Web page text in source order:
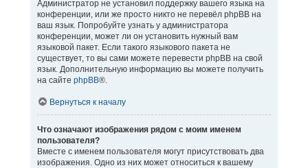
Администратор не установил поддержку вашего языка на
конференции, или же просто никто не перевёл phpBB на
ваш язык. Попробуйте узнать у администратора
конференции, может ли он установить нужный вам
языковой пакет. Если такого языкового пакета не
существует, то вы сами можете перевести phpBB на свой
язык. Дополнительную информацию вы можете получить
на сайте phpBB®.
Вернуться к началу
Что означают изображения рядом с моим именем
пользователя?
Вместе с именем пользователя могут присутствовать два
изображения. Одно из них может относиться к вашему